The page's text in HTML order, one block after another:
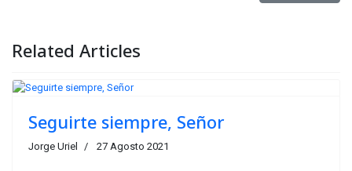
Related Articles
Seguirte siempre, Señor
Jorge Uriel 27 Agosto 2021